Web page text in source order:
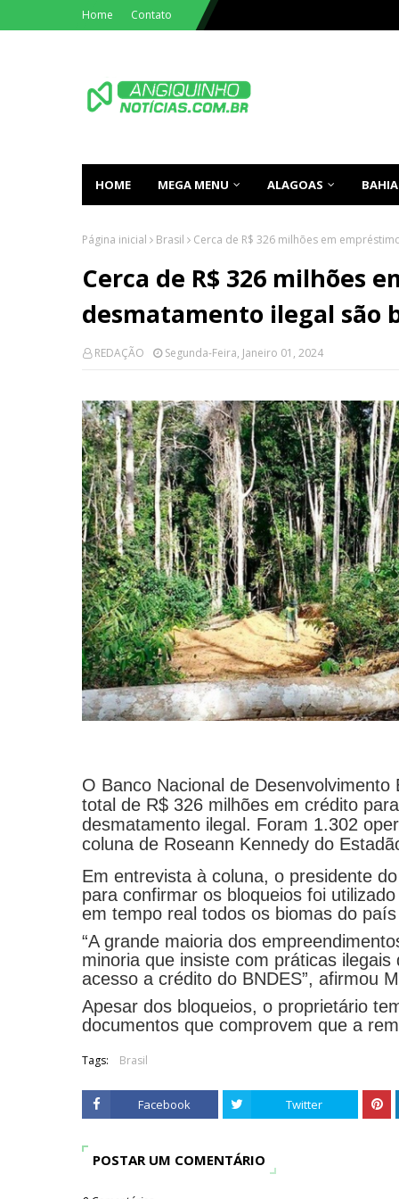
Home Contato
HOME MEGA MENU ALAGOAS BAHIA
Página inicial Brasil Cerca de R$ 326 milhões em
Cerca de R$ 326 milhões
desmatamento ilegal são
REDAÇÃO Segunda-Feira, Janeiro 01, 2024
O Banco Nacional de
total de R$ 326 milhões em crédito
desmatamento ilegal. Foram 1.302
coluna de Roseann Kennedy do
Em entrevista à coluna, o presidente
para confirmar os bloqueios foi
em tempo real todos os biomas do
“A grande maioria dos
minoria que insiste com práticas
acesso a crédito do BNDES”, afirmou
Apesar dos bloqueios, o proprietário
documentos que comprovem que a
Tags: Brasil
Facebook Twitter
POSTAR UM COMENTÁRIO